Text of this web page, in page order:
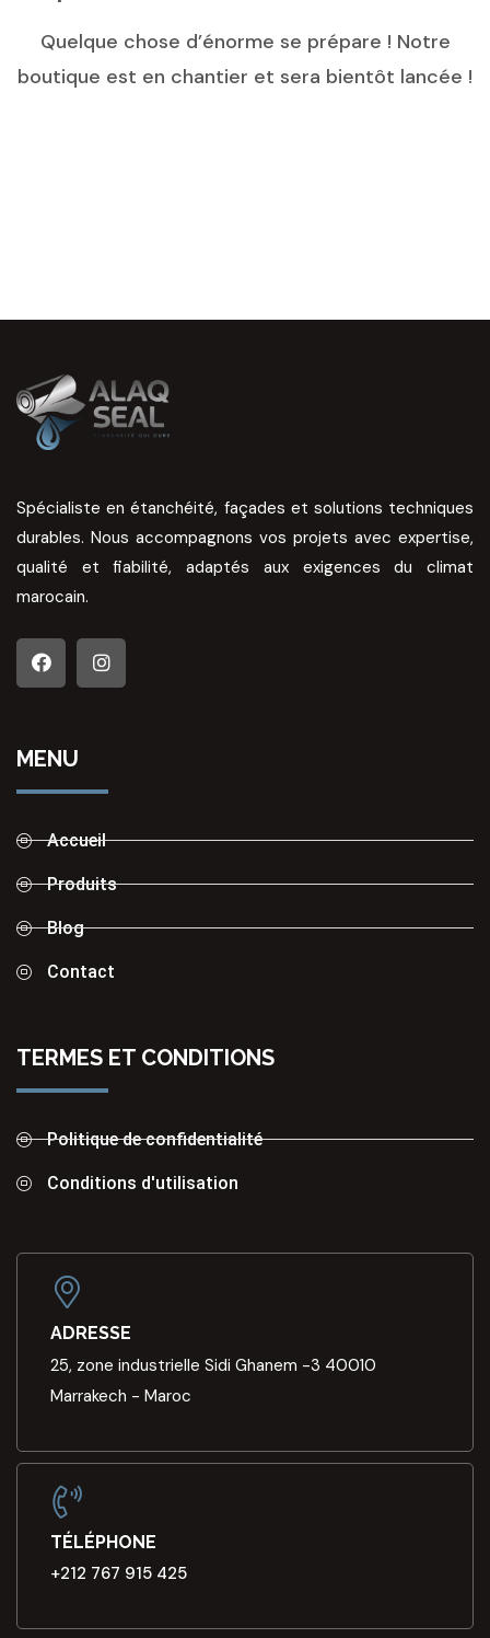
Quelque chose d’énorme se prépare ! Notre
boutique est en chantier et sera bientôt lancée !
Spécialiste en étanchéité, façades et solutions techniques
durables. Nous accompagnons vos projets avec expertise,
qualité et fiabilité, adaptés aux exigences du climat
marocain.
MENU
Accueil
Produits
Blog
Contact
TERMES ET CONDITIONS
Politique de confidentialité
Conditions d'utilisation
ADRESSE
25, zone industrielle Sidi Ghanem -3 40010
Marrakech - Maroc
TÉLÉPHONE
+212 767 915 425